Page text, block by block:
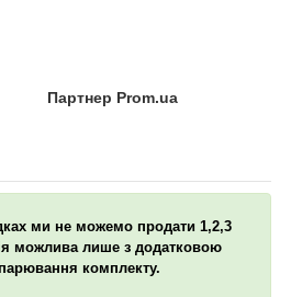
Партнер Prom.ua
ми не можемо продати 1,2,3
можлива лише з додатковою
комплекту.